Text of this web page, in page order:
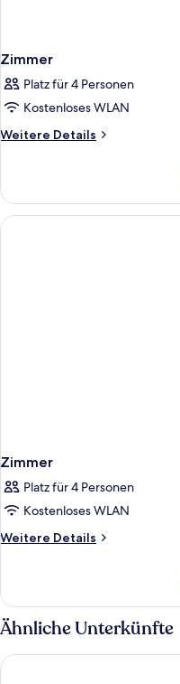
Zimmer
Platz für 4 Personen
Kostenloses WLAN
Weitere Details
Weitere
Zimmer
Platz für 4 Personen
Kostenloses WLAN
Weitere Details
Weitere
Ähnliche Unterkünfte
Hampton by Hilton Bath City